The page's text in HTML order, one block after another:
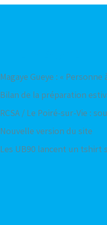
Magaye Gueye : «
Bilan de la préparation
RCSA / Le Poiré-sur-Vie :
Nouvelle version du site
Les UB90 lancent un tshirt